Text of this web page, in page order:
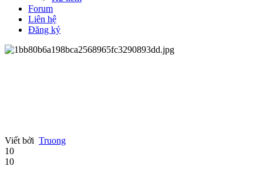
Forum
Liên hệ
Đăng ký
Viết bởi Truong
10
10